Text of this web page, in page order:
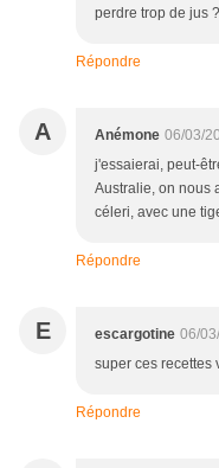
perdre trop de jus ?
Répondre
A Anémone 06/03/
j'essaierai, peut-
Australie, on nous
céleri, avec une
Répondre
E escargotine 06/
super ces recettes
Répondre